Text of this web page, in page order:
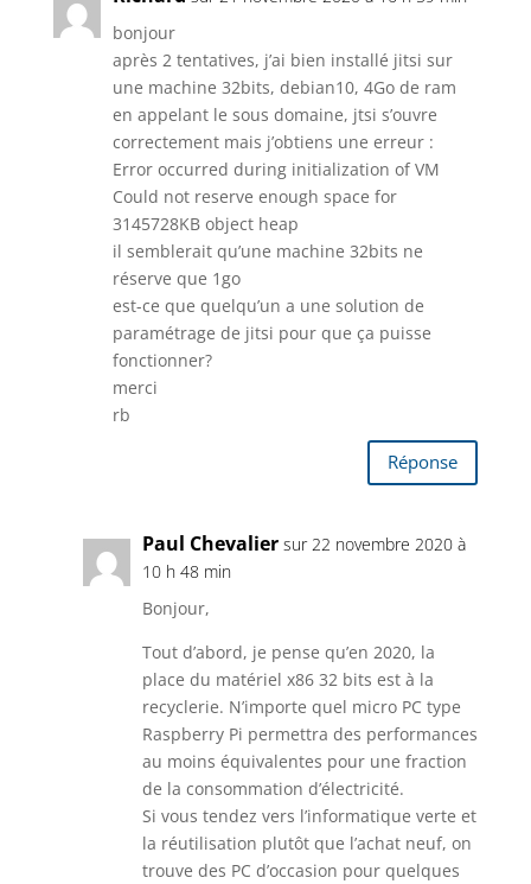
bonjour
après 2 tentatives, j’ai bien installé jitsi sur
une machine 32bits, debian10, 4Go de ram
en appelant le sous domaine, jtsi s’ouvre
correctement mais j’obtiens une erreur :
Error occurred during initialization of VM
Could not reserve enough space for
3145728KB object heap
il semblerait qu’une machine 32bits ne
réserve que 1go
est-ce que quelqu’un a une solution de
paramétrage de jitsi pour que ça puisse
fonctionner?
merci
rb
Réponse
Paul Chevalier sur 22 novembre 2020 à
10 h 48 min
Bonjour,
Tout d’abord, je pense qu’en 2020, la
place du matériel x86 32 bits est à la
recyclerie. N’importe quel micro PC type
Raspberry Pi permettra des performances
au moins équivalentes pour une fraction
de la consommation d’électricité.
Si vous tendez vers l’informatique verte et
la réutilisation plutôt que l’achat neuf, on
trouve des PC d’occasion pour quelques